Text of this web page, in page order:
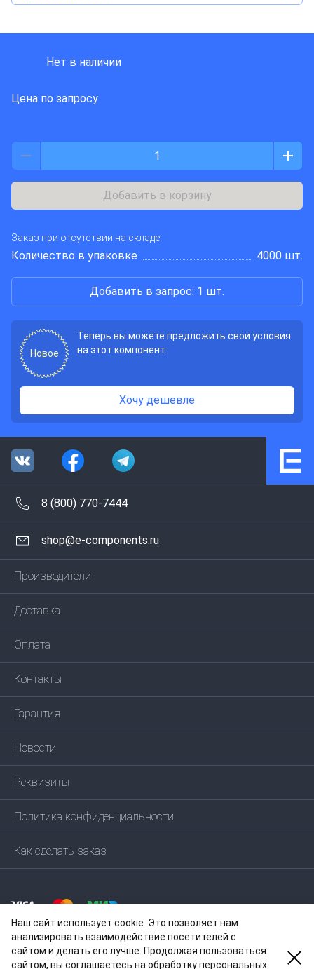
Наш сайт использует cookie. Это позволяет нам
анализировать взаимодействие посетителей с
сайтом и делать его лучше. Продолжая пользоваться
сайтом, вы соглашаетесь на обработку персональных
Нет в наличии
Цена по запросу
Добавить в корзину
Заказ при отсутствии на складе
Количество в упаковке 4000 шт.
Добавить в запрос: 1 шт.
Новое
Теперь вы можете предложить свои условия
на этот компонент:
Хочу дешевле
8 (800) 770-7444
shop@e-components.ru
Производители
Доставка
Оплата
Контакты
Гарантия
Новости
Реквизиты
Политика конфиденциальности
Как сделать заказ